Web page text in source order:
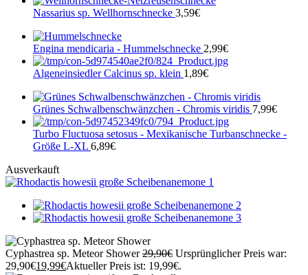
Nassarius sp. Wellhornschnecke 3,59€
Engina mendicaria - Hummelschnecke 2,99€
Algeneinsiedler Calcinus sp. klein 1,89€
Grünes Schwalbenschwänzchen - Chromis viridis 7,99€
Turbo Fluctuosa setosus - Mexikanische Turbanschnecke -
Größe L-XL 6,89€
Ausverkauft
Cyphastrea sp. Meteor Shower 29,90€ Ursprünglicher Preis war:
29,90€19,99€Aktueller Preis ist: 19,99€.